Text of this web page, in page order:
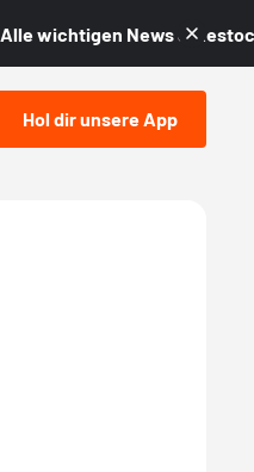
Alle wichtigen News &
Hol dir unsere App